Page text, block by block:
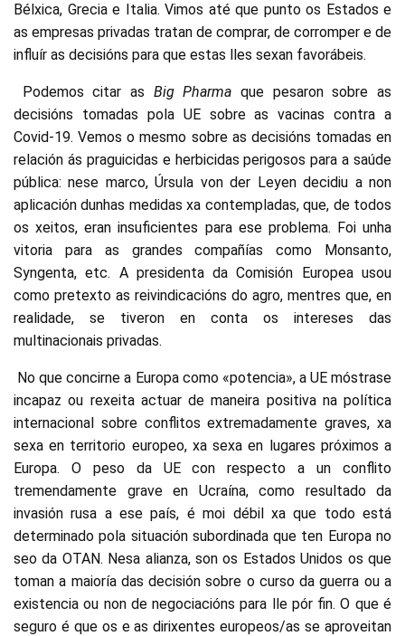
Bélxica, Grecia e Italia. Vimos até que punto os Estados e
as empresas privadas tratan de comprar, de corromper e de
influír as decisións para que estas lles sexan favorábeis.
Podemos citar as Big Pharma que pesaron sobre as
decisións tomadas pola UE sobre as vacinas contra a
Covid-19. Vemos o mesmo sobre as decisións tomadas en
relación ás praguicidas e herbicidas perigosos para a saúde
pública: nese marco, Úrsula von der Leyen decidiu a non
aplicación dunhas medidas xa contempladas, que, de todos
os xeitos, eran insuficientes para ese problema. Foi unha
vitoria para as grandes compañías como Monsanto,
Syngenta, etc. A presidenta da Comisión Europea usou
como pretexto as reivindicacións do agro, mentres que, en
realidade, se tiveron en conta os intereses das
multinacionais privadas.
No que concirne a Europa como «potencia», a UE móstrase
incapaz ou rexeita actuar de maneira positiva na política
internacional sobre conflitos extremadamente graves, xa
sexa en territorio europeo, xa sexa en lugares próximos a
Europa. O peso da UE con respecto a un conflito
tremendamente grave en Ucraína, como resultado da
invasión rusa a ese país, é moi débil xa que todo está
determinado pola situación subordinada que ten Europa no
seo da OTAN. Nesa alianza, son os Estados Unidos os que
toman a maioría das decisión sobre o curso da guerra ou a
existencia ou non de negociacións para lle pór fin. O que é
seguro é que os e as dirixentes europeos/as se aproveitan